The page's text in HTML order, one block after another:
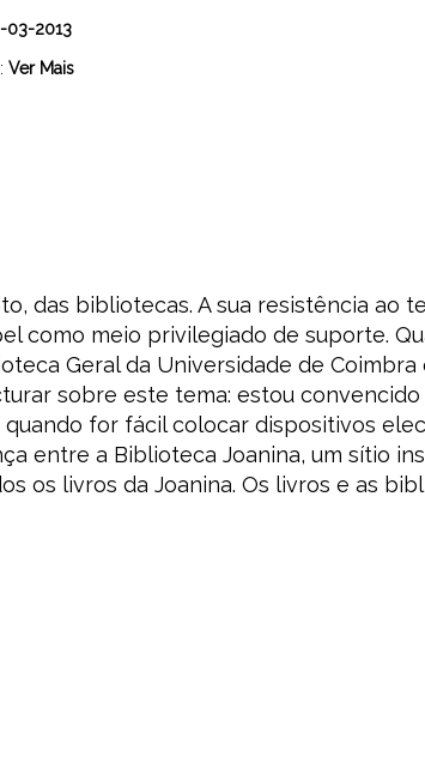
03-2013
Ver Mais
das bibliotecas. A sua resistência ao
como meio privilegiado de suporte.
Geral da Universidade de Coimbra
sobre este tema: estou
for fácil colocar dispositivos
entre a Biblioteca Joanina, um sítio
os livros da Joanina. Os livros e as